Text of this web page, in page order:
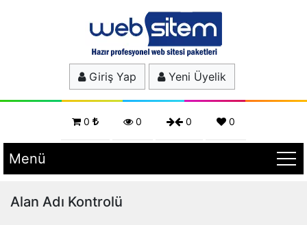
Giriş Yap Yeni Üyelik
0 0 0 0
Menü
Alan Adı Kontrolü